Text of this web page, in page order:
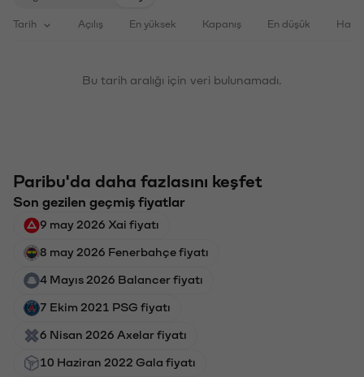
Tarih Açılış En yüksek Kapanış En düşük
Bu tarih aralığı için veri bulunamadı.
Paribu'da daha fazlasını keşfet
Son gezilen geçmiş fiyatlar
9 may 2026 Xai fiyatı
8 may 2026 Fenerbahçe fiyatı
4 Mayıs 2026 Balancer fiyatı
7 Ekim 2021 PSG fiyatı
6 Nisan 2026 Axelar fiyatı
10 Haziran 2022 Gala fiyatı